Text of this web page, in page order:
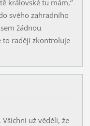
královské tu mám,“
svého zahradního
žádnou
to raději zkontroluje
už věděli, že